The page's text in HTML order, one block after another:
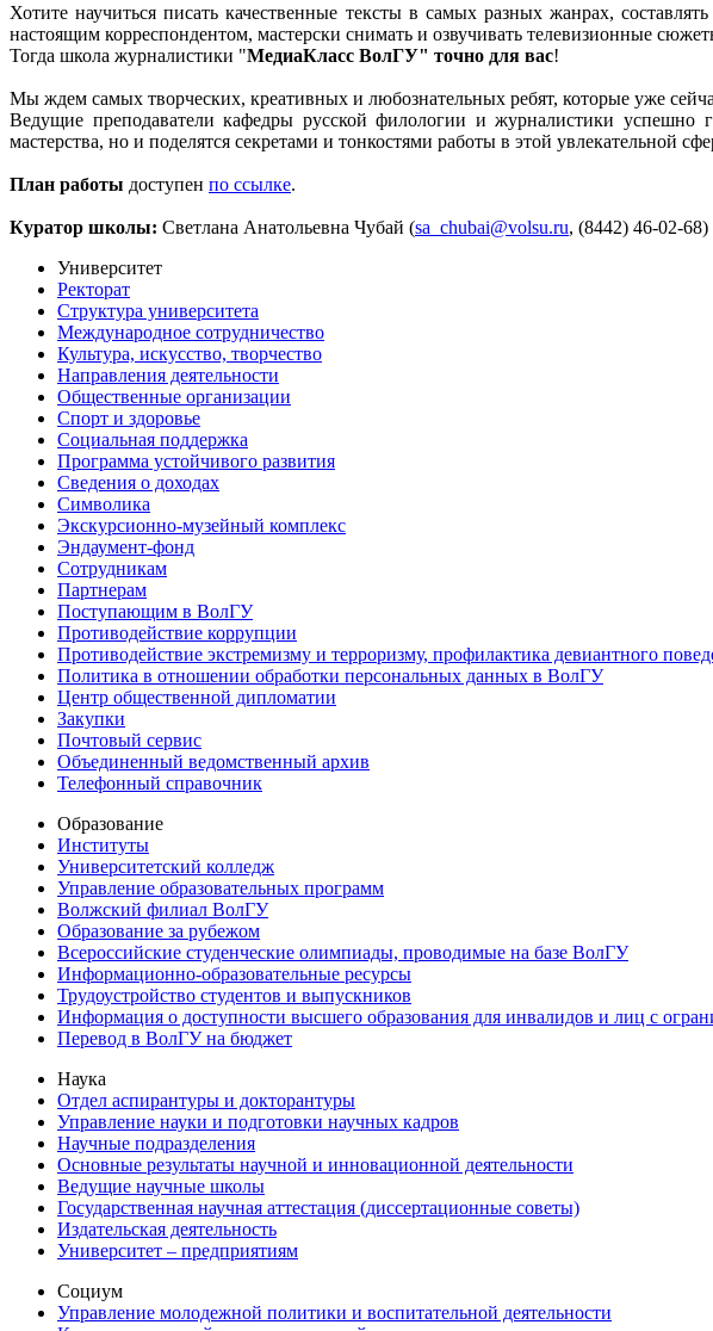
Хотите научиться писать качественные тексты в самых разных жанрах,
настоящим корреспондентом, мастерски снимать и озвучивать телевизионные
Тогда школа журналистики "МедиаКласс ВолГУ" точно для вас!
Мы ждем самых творческих, креативных и любознательных ребят, которые уже
Ведущие преподаватели кафедры русской филологии и журналистики успешно
мастерства, но и поделятся секретами и тонкостями работы в этой увлекательной
План работы доступен по ссылке.
Куратор школы: Светлана Анатольевна Чубай (sa_chubai@volsu.ru, (8442) 46-02-68)
Университет
Ректорат
Структура университета
Международное сотрудничество
Культура, искусство, творчество
Направления деятельности
Общественные организации
Спорт и здоровье
Социальная поддержка
Программа устойчивого развития
Сведения о доходах
Символика
Экскурсионно-музейный комплекс
Эндаумент-фонд
Сотрудникам
Партнерам
Поступающим в ВолГУ
Противодействие коррупции
Противодействие экстремизму и терроризму, профилактика девиантного
Политика в отношении обработки персональных данных в ВолГУ
Центр общественной дипломатии
Закупки
Почтовый сервис
Объединенный ведомственный архив
Телефонный справочник
Образование
Институты
Университетский колледж
Управление образовательных программ
Волжский филиал ВолГУ
Образование за рубежом
Всероссийские студенческие олимпиады, проводимые на базе ВолГУ
Информационно-образовательные ресурсы
Трудоустройство студентов и выпускников
Информация о доступности высшего образования для инвалидов и лиц с
Перевод в ВолГУ на бюджет
Наука
Отдел аспирантуры и докторантуры
Управление науки и подготовки научных кадров
Научные подразделения
Основные результаты научной и инновационной деятельности
Ведущие научные школы
Государственная научная аттестация (диссертационные советы)
Издательская деятельность
Университет – предприятиям
Социум
Управление молодежной политики и воспитательной деятельности